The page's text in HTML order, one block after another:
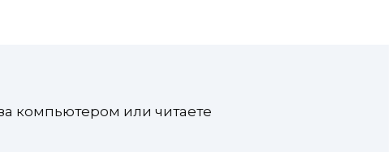
компьютером или читаете